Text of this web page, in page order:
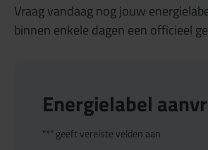
Vraag vandaag nog jouw
binnen enkele dagen een officieel
Energielabel
"*" geeft vereiste velden aan